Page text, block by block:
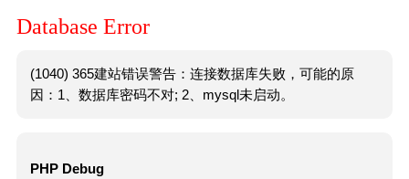
Database Error
(1040) 365建站错误警告：连接数据库失败，可能的原
因：1、数据库密码不对; 2、mysql未启动。
PHP Debug